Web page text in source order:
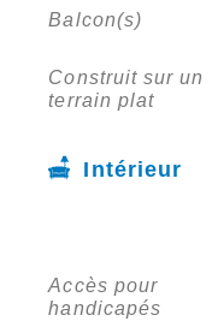
Balcon(s)
Construit sur un
terrain plat
Intérieur
Accès pour
handicapés